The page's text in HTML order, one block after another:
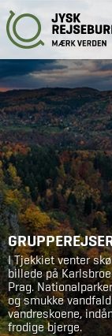
I Tjekkiet venter
billede på
Prag.
og smukke
vandreskoene,
frodige bjerge.